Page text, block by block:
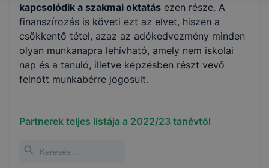
kapcsolódik a szakmai oktatás ezen része. A
finanszírozás is követi ezt az elvet, hiszen a
csökkentő tétel, azaz az adókedvezmény minden
olyan munkanapra lehívható, amely nem iskolai
nap és a tanuló, illetve képzésben részt vevő
felnőtt munkabérre jogosult.
Partnerek teljes listája a 2022/23 tanévtől